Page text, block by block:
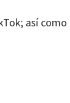
así